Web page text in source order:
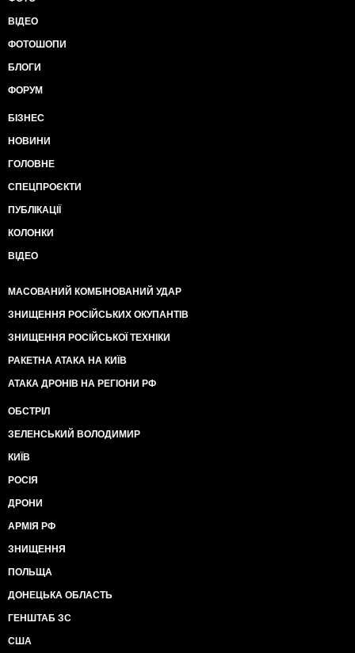
ВІДЕО
ФОТОШОПИ
БЛОГИ
ФОРУМ
БІЗНЕС
НОВИНИ
ГОЛОВНЕ
СПЕЦПРОЄКТИ
ПУБЛІКАЦІЇ
КОЛОНКИ
ВІДЕО
МАСОВАНИЙ КОМБІНОВАНИЙ УДАР
ЗНИЩЕННЯ РОСІЙСЬКИХ ОКУПАНТІВ
ЗНИЩЕННЯ РОСІЙСЬКОЇ ТЕХНІКИ
РАКЕТНА АТАКА НА КИЇВ
АТАКА ДРОНІВ НА РЕГІОНИ РФ
ОБСТРІЛ
ЗЕЛЕНСЬКИЙ ВОЛОДИМИР
КИЇВ
РОСІЯ
ДРОНИ
АРМІЯ РФ
ЗНИЩЕННЯ
ПОЛЬЩА
ДОНЕЦЬКА ОБЛАСТЬ
ГЕНШТАБ ЗС
США